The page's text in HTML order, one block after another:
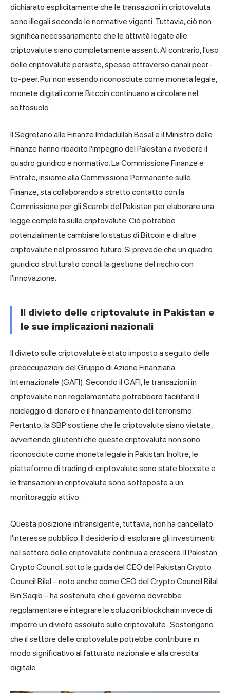
dichiarato esplicitamente che le transazioni in criptovaluta
sono illegali secondo le normative vigenti. Tuttavia, ciò non
significa necessariamente che le attività legate alle
criptovalute siano completamente assenti. Al contrario, l'uso
delle criptovalute persiste, spesso attraverso canali peer-
to-peer. Pur non essendo riconosciute come moneta legale,
monete digitali come Bitcoin continuano a circolare nel
sottosuolo.
Il Segretario alle Finanze Imdadullah Bosal e il Ministro delle
Finanze hanno ribadito l'impegno del Pakistan a rivedere il
quadro giuridico e normativo. La Commissione Finanze e
Entrate, insieme alla Commissione Permanente sulle
Finanze, sta collaborando a stretto contatto con la
Commissione per gli Scambi del Pakistan per elaborare una
legge completa sulle criptovalute. Ciò potrebbe
potenzialmente cambiare lo status di Bitcoin e di altre
criptovalute nel prossimo futuro. Si prevede che un quadro
giuridico strutturato concili la gestione del rischio con
l'innovazione.
Il divieto delle criptovalute in Pakistan e
le sue implicazioni nazionali
Il divieto sulle criptovalute è stato imposto a seguito delle
preoccupazioni del Gruppo di Azione Finanziaria
Internazionale (GAFI). Secondo il GAFI, le transazioni in
criptovalute non regolamentate potrebbero facilitare il
riciclaggio di denaro e il finanziamento del terrorismo.
Pertanto, la SBP sostiene che le criptovalute siano vietate,
avvertendo gli utenti che queste criptovalute non sono
riconosciute come moneta legale in Pakistan. Inoltre, le
piattaforme di trading di criptovalute sono state bloccate e
le transazioni in criptovalute sono sottoposte a un
monitoraggio attivo.
Questa posizione intransigente, tuttavia, non ha cancellato
l'interesse pubblico. Il desiderio di esplorare gli investimenti
nel settore delle criptovalute continua a crescere. Il Pakistan
Crypto Council, sotto la guida del CEO del Pakistan Crypto
Council Bilal – noto anche come CEO del Crypto Council Bilal
Bin Saqib – ha sostenuto che il governo dovrebbe
regolamentare e integrare le soluzioni blockchain invece di
imporre un divieto assoluto sulle criptovalute . Sostengono
che il settore delle criptovalute potrebbe contribuire in
modo significativo al fatturato nazionale e alla crescita
digitale.